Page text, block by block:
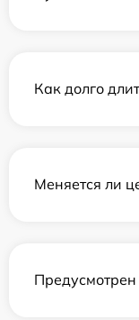
Как долго
Меняется ли